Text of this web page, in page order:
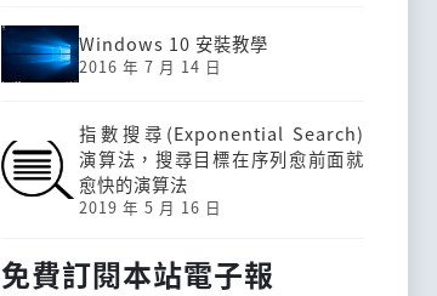
Windows 10 安裝教學
2016 年 7 月 14 日
指數搜尋(Exponential Search)
演算法，搜尋目標在序列愈前面就
愈快的演算法
2019 年 5 月 16 日
免費訂閱本站電子報